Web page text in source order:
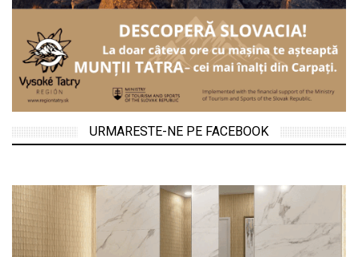
URMARESTE-NE PE FACEBOOK